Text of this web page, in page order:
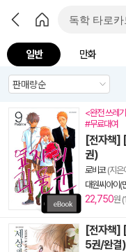
일반 만화
<완전 쓰레
#무료대여
[전자책]
권)
로비코(지은
대원씨아이(
22,750원
[전자책]
5권/완결)